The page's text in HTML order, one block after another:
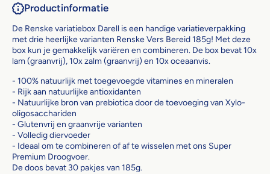
Productinformatie
De Renske variatiebox Darell is een handige variatieverpakking
met drie heerlijke varianten Renske Vers Bereid 185g! Met deze
box kun je gemakkelijk variëren en combineren. De box bevat 10x
lam (graanvrij), 10x zalm (graanvrij) en 10x oceaanvis.
- 100% natuurlijk met toegevoegde vitamines en mineralen
- Rijk aan natuurlijke antioxidanten
- Natuurlijke bron van prebiotica door de toevoeging van Xylo-
oligosacchariden
- Glutenvrij en graanvrije varianten
- Volledig diervoeder
- Ideaal om te combineren of af te wisselen met ons Super
Premium Droogvoer.
De doos bevat 30 pakjes van 185g.